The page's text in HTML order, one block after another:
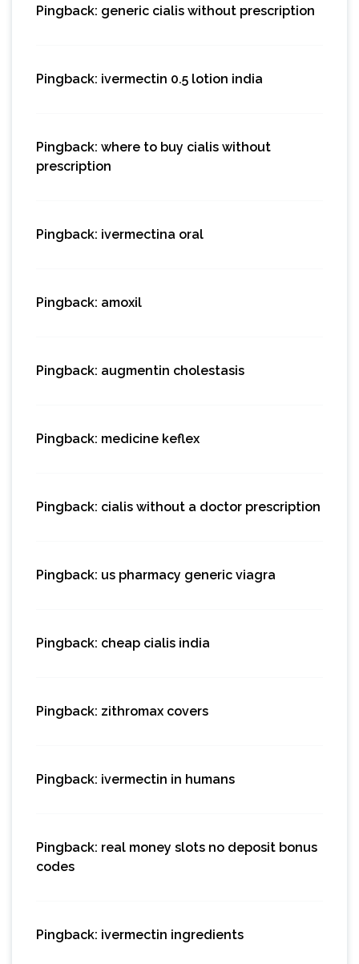
Pingback: generic cialis without prescription
Pingback: ivermectin 0.5 lotion india
Pingback: where to buy cialis without
prescription
Pingback: ivermectina oral
Pingback: amoxil
Pingback: augmentin cholestasis
Pingback: medicine keflex
Pingback: cialis without a doctor prescription
Pingback: us pharmacy generic viagra
Pingback: cheap cialis india
Pingback: zithromax covers
Pingback: ivermectin in humans
Pingback: real money slots no deposit bonus
codes
Pingback: ivermectin ingredients